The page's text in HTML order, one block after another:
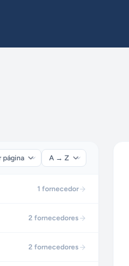
1 fornecedor
2 fornecedores
2 fornecedores